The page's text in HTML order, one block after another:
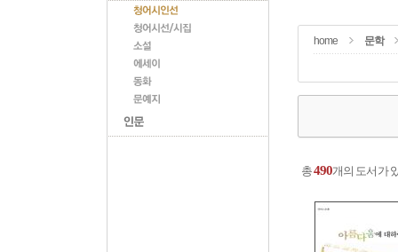
home 문학
총490개의 도서가